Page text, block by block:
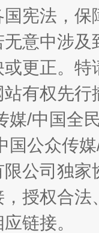
生
宪法，
意中涉
更正。
有权先
媒/中国全
国公众传
公司独
授权合
链接。